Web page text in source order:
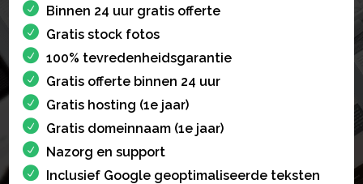
Binnen 24 uur gratis offerte
Gratis stock fotos
100% tevredenheidsgarantie
Gratis offerte binnen 24 uur
Gratis hosting (1e jaar)
Gratis domeinnaam (1e jaar)
Nazorg en support
Inclusief Google geoptimaliseerde teksten